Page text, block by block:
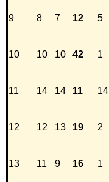
9 8 7 12 5
10 10 10 42 1
11 14 14 11 14
12 12 13 19 2
13 11 9 16 1